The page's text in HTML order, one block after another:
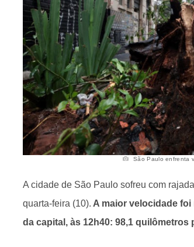
São Paulo enfrenta
A cidade de São Paulo sofreu com
quarta-feira (10). A maior velocidade
da capital, às 12h40: 98,1